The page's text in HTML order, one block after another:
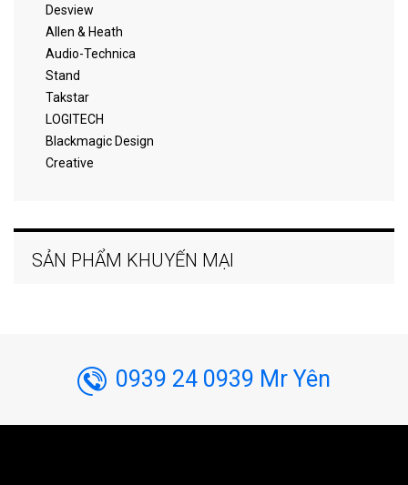
Desview
Allen & Heath
Audio-Technica
Stand
Takstar
LOGITECH
Blackmagic Design
Creative
SẢN PHẨM KHUYẾN MẠI
0939 24 0939 Mr Yên